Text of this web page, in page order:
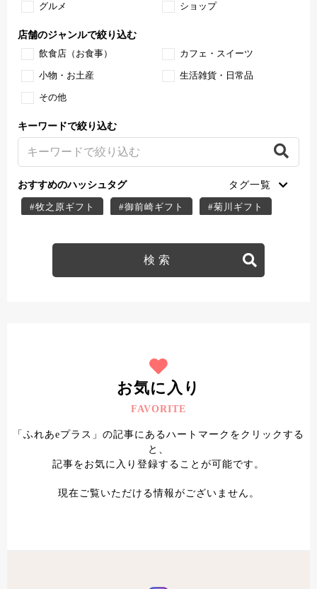
グルメ ショップ
店舗のジャンルで絞り込む
飲食店（お食事） カフェ・スイーツ
小物・お土産 生活雑貨・日常品
その他
キーワードで絞り込む
おすすめのハッシュタグ
#牧之原ギフト #御前崎ギフト #菊川ギフト
#牧之原デザート #掛川デザート
#掛川ランチ
#牧之原テイクアウト #牧之原子連れ
#牧之原ランチ
#御前崎ランチ
お気に入り
FAVORITE
「ふれあeプラス」の記事にあるハートマークをクリックする
と、
記事をお気に入り登録することが可能です。
現在ご覧いただける情報がございません。